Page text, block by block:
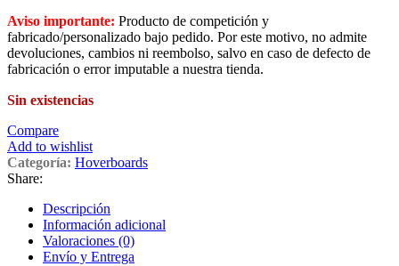
Aviso importante: Producto de competición y
fabricado/personalizado bajo pedido. Por este motivo, no admite
devoluciones, cambios ni reembolso, salvo en caso de defecto de
fabricación o error imputable a nuestra tienda.
Sin existencias
Compare
Add to wishlist
Categoría: Hoverboards
Share:
Descripción
Información adicional
Valoraciones (0)
Envío y Entrega